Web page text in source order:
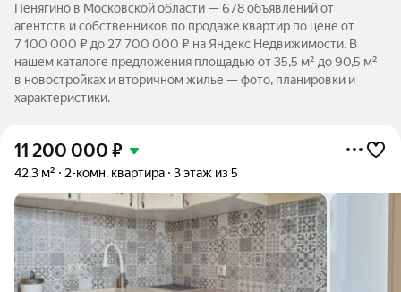
Пенягино в Московской области — 678 объявлений от
агентств и собственников по продаже квартир по цене от
7 100 000 ₽ до 27 700 000 ₽ на Яндекс Недвижимости. В
нашем каталоге предложения площадью от 35,5 м² до 90,5 м²
в новостройках и вторичном жилье — фото, планировки и
характеристики.
11 200 000 ₽
42,3 м² 2-комн. квартира 3 этаж из 5